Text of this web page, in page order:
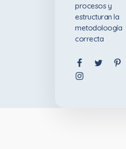
procesos y
estructuran la
metodoloogía
correcta